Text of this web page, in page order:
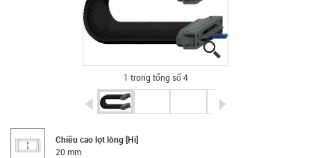
1 trong tổng số 4
igus-icon-arrow-left
Chiều cao lọt lòng [Hi]
20 mm